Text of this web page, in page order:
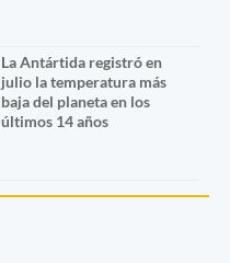
La Antártida registró en
julio la temperatura más
baja del planeta en los
últimos 14 años